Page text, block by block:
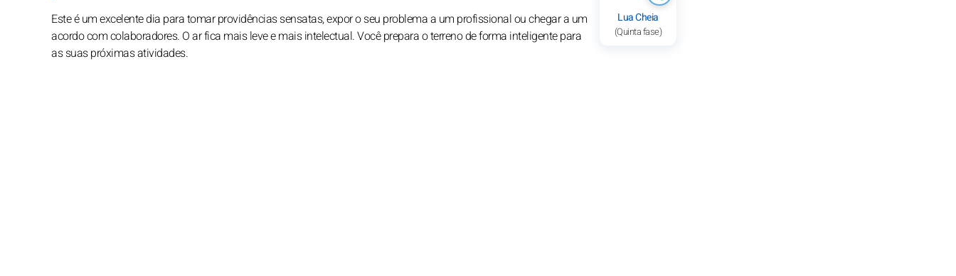
Lua Cheia
(Quinta fase)
Este é um excelente dia para tomar providências sensatas, expor o seu problema a um profissional ou chegar a um
acordo com colaboradores. O ar fica mais leve e mais intelectual. Você prepara o terreno de forma inteligente para
as suas próximas atividades.